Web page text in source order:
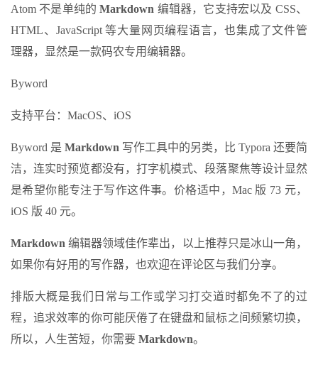
Atom 不是单纯的Markdown 编辑器，它支持宏以及 CSS、
HTML、JavaScript 等大量网页编程语言，也集成了文件管
理器，显然是一款码农专用编辑器。
Byword
支持平台：MacOS、iOS
Byword 是 Markdown 写作工具中的另类，比 Typora 还要简
洁，连实时预览都没有，打字机模式、段落聚焦等设计显然
是希望你能专注于写作这件事。价格适中，Mac 版 73 元，
iOS 版 40 元。
Markdown 编辑器领域佳作辈出，以上推荐只是冰山一角，
如果你有好用的写作器，也欢迎在评论区与我们分享。
排版大概是我们日常与工作或学习打交道时都免不了的过
程，追求效率的你可能厌倦了在键盘和鼠标之间频繁切换，
所以，人生苦短，你需要 Markdown。